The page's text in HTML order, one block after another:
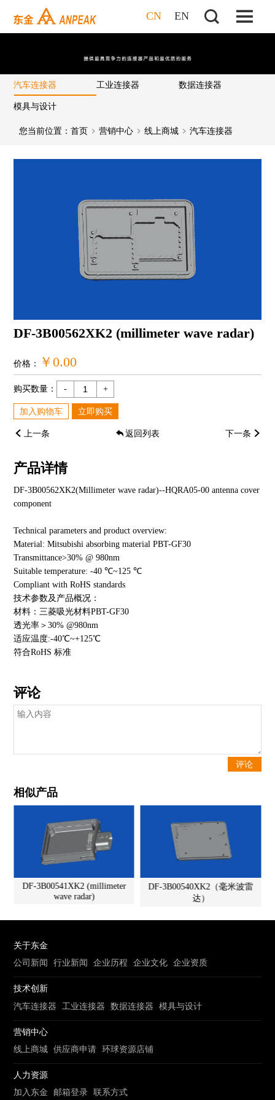
CN EN
汽车连接器 工业连接器 数据连接器
模具与设计
您当前位置：首页 营销中心 线上商城 汽车连接器
DF-3B00562XK2 (millimeter wave radar)
价格： ￥0.00
购买数量： - +
加入购物车 立即购买
上一条 返回列表 下一条
产品详情
DF-3B00562XK2(Millimeter wave radar)--HQRA05-00 antenna cover
component
Technical parameters and product overview:
Material: Mitsubishi absorbing material PBT-GF30
Transmittance>30% @ 980nm
Suitable temperature: -40 ℃~125 ℃
Compliant with RoHS standards
技术参数及产品概况：
材料：三菱吸光材料PBT-GF30
透光率＞30% @980nm
适应温度:-40℃~+125℃
符合RoHS 标准
评论
相似产品
DF-3B00541XK2 (millimeter
wave radar)
DF-3B00540XK2（毫米波雷
达）
关于东金
公司新闻
行业新闻 企业历程 企业文化 企业资质
技术创新
汽车连接器
工业连接器 数据连接器 模具与设计
营销中心
线上商城 供应商申请 环球资源店铺
人力资源
加入东金
邮箱登录 联系方式